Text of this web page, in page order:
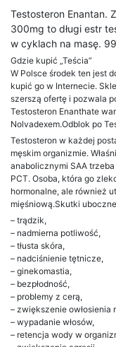
Testosteron Enantan.
300mg to długi estr
w cyklach na masę.
Gdzie kupić „Teścia”
W Polsce środek ten jest
kupić go w Internecie.
szerszą ofertę i pozwala
Testosteron Enanthate
Nolvadexem.Odblok po
Testosteron w każdej
męskim organizmie.
anabolicznymi SAA
PCT. Osoba, która go
hormonalne, ale również
mięśniową.Skutki
– trądzik,
– nadmierna potliwość,
– tłusta skóra,
– nadciśnienie tętnicze,
– ginekomastia,
– bezpłodność,
– problemy z cerą,
– zwiększenie owłosienia
– wypadanie włosów,
– retencja wody w